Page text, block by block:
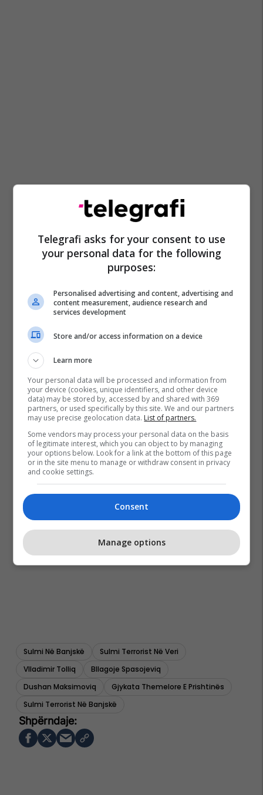
Sulmi Në Banjskë
Sulmi Terrorist Në Veri
Vlladimir Tolliq
Bllagoje Spasojeviq
Dushan Maksimoviq
Gjykata Themelore E Prishtinës
Sulmi Terrorist Në Banjskë
Telegrafi asks for your consent to use
your personal data for the following
purposes:
Personalised advertising and content, advertising and
content measurement, audience research and
services development
Store and/or access information on a device
Learn more
Your personal data will be processed and information from
your device (cookies, unique identifiers, and other device
data) may be stored by, accessed by and shared with 369
partners, or used specifically by this site. We and our partners
may use precise geolocation data. List of partners.
Some vendors may process your personal data on the basis
of legitimate interest, which you can object to by managing
your options below. Look for a link at the bottom of this page
or in the site menu to manage or withdraw consent in privacy
and cookie settings.
Consent
Manage options